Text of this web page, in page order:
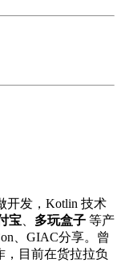
开发，Kotlin 技术
宝 多玩盒子 等产
、GIAC分享。曾
，目前在货拉拉负